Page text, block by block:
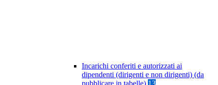
Incarichi conferiti e autorizzati ai
dipendenti (dirigenti e non dirigenti) (da